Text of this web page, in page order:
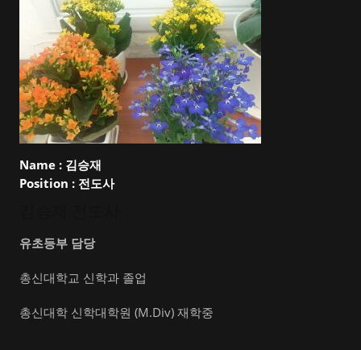
Name : 김승재
Position : 전도사
유초등부 담당
총신대학교 신학과 졸업
총신대학 신학대학원 (M.Div) 재학중